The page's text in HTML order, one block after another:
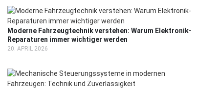
Moderne Fahrzeugtechnik verstehen: Warum Elektronik-
Reparaturen immer wichtiger werden
20. APRIL 2026